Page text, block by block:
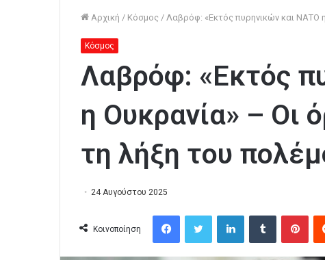
Αρχική / Κόσμος / Λαβρόφ: «Εκτός πυρηνικών και ΝΑΤΟ
Κόσμος
Λαβρόφ: «Εκτός
η Ουκρανία» – Οι
τη λήξη του
24 Αυγούστου 2025
Κοινοποίηση